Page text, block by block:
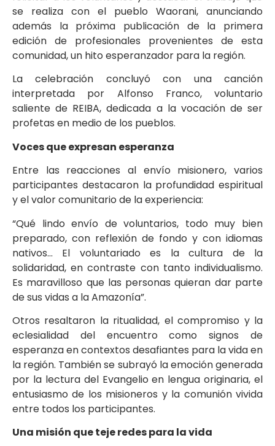
se realiza con el pueblo Waorani, anunciando
además la próxima publicación de la primera
edición de profesionales provenientes de esta
comunidad, un hito esperanzador para la región.
La celebración concluyó con una canción
interpretada por Alfonso Franco, voluntario
saliente de REIBA, dedicada a la vocación de ser
profetas en medio de los pueblos.
Voces que expresan esperanza
Entre las reacciones al envío misionero, varios
participantes destacaron la profundidad espiritual
y el valor comunitario de la experiencia:
“Qué lindo envío de voluntarios, todo muy bien
preparado, con reflexión de fondo y con idiomas
nativos… El voluntariado es la cultura de la
solidaridad, en contraste con tanto individualismo.
Es maravilloso que las personas quieran dar parte
de sus vidas a la Amazonía”.
Otros resaltaron la ritualidad, el compromiso y la
eclesialidad del encuentro como signos de
esperanza en contextos desafiantes para la vida en
la región. También se subrayó la emoción generada
por la lectura del Evangelio en lengua originaria, el
entusiasmo de los misioneros y la comunión vivida
entre todos los participantes.
Una misión que teje redes para la vida